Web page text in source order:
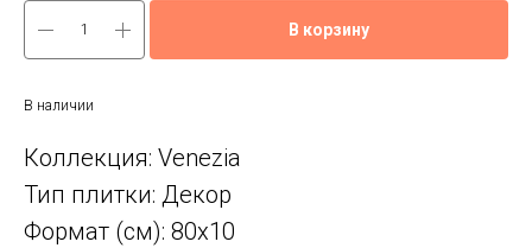
В корзину
В наличии
Коллекция: Venezia
Тип плитки: Декор
Формат (см): 80x10